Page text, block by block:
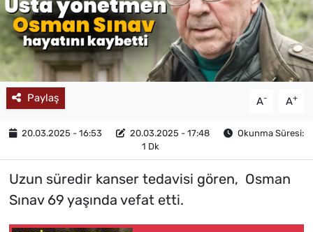
Paylaş A- A+
20.03.2025 - 16:53 20.03.2025 - 17:48
Okunma Süresi:
1 Dk
Uzun süredir kanser tedavisi gören, Osman
Sınav 69 yaşında vefat etti.